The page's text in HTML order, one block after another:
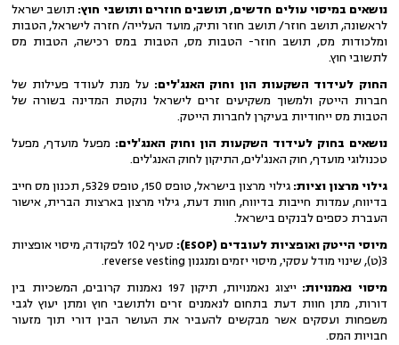
נושאים במיסוי עולים חדשים, תושבים חוזרים ותושבי חוץ: תושב ישראל
לראשונה, תושב חוזר/ תושב חוזר ותיק, מועד העלייה/ חזרה לישראל, הטבות
ומלכודות מס, תושב חוזר- הטבות מס, הטבות במס רכישה, הטבות מס
לתשובי חוץ.
החוק לעידוד השקעות הון וחוק האנג'לים:על מנת לעודד פעילות של
חברות הייטק ולמשוך משקיעים זרים לישראל נוקטת המדינה בשורה של
הטבות מס ייחודיות בעיקרן לחברות הייטק.
נושאים בחוק לעידוד השקעות הון וחוק האנג'לים: מפעל מועדף, מפעל
טכנולוגי מועדף, חוק האנג'לים, התיקון לחוק האנג'לים.
גילוי מרצון וציות:
גילוי מרצון בישראל, טופס 150, טופס 5329, תכנון מס חייב
בדיווח, עמדות חייבות בדיווח, חוות דעת, גילוי מרצון בארצות הברית, אישור
העברת כספים לבנקים בישראל.
מיוסי הייטק ואופציות לעובדים (ESOPׂׂ):
סעיף 102 לפקודה, מיסוי אופציות
3(ט), שינוי מודל עסקי, מיסוי יזמים ומנגנון reverse vesting.
מיסוי נאמנויות:
ייצוג נאמנויות, תיקון 197 נאמנות קרובים, המשכיות בין
דורות, מתן חוות דעת בתחום לנאמנים זרים ולתושבי חוץ ומתן יעוץ לגבי
משפחות ועסקים אשר מבקשים להעביר את העושר הבין דורי תוך מזעור
חבויות המס.